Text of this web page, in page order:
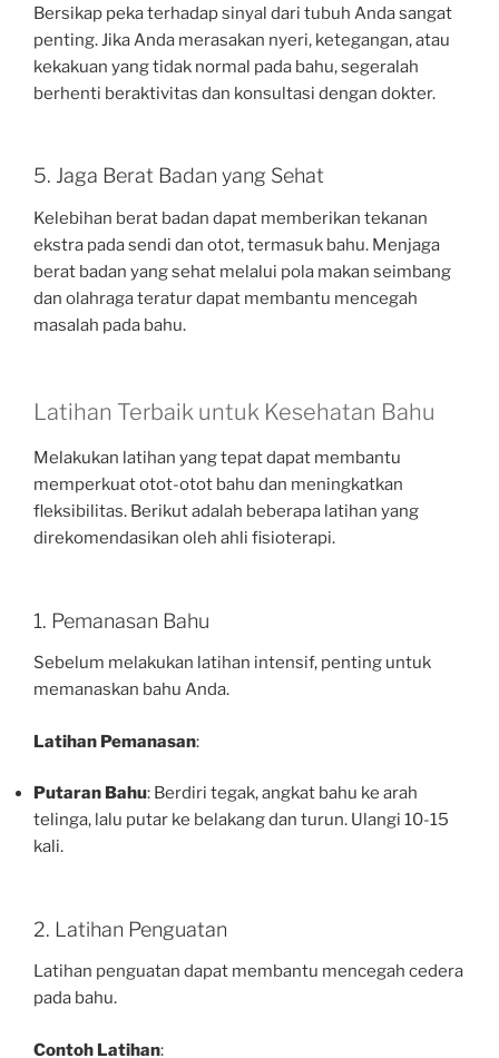
Bersikap peka terhadap sinyal dari tubuh Anda sangat
penting. Jika Anda merasakan nyeri, ketegangan, atau
kekakuan yang tidak normal pada bahu, segeralah
berhenti beraktivitas dan konsultasi dengan dokter.
5. Jaga Berat Badan yang Sehat
Kelebihan berat badan dapat memberikan tekanan
ekstra pada sendi dan otot, termasuk bahu. Menjaga
berat badan yang sehat melalui pola makan seimbang
dan olahraga teratur dapat membantu mencegah
masalah pada bahu.
Latihan Terbaik untuk Kesehatan Bahu
Melakukan latihan yang tepat dapat membantu
memperkuat otot-otot bahu dan meningkatkan
fleksibilitas. Berikut adalah beberapa latihan yang
direkomendasikan oleh ahli fisioterapi.
1. Pemanasan Bahu
Sebelum melakukan latihan intensif, penting untuk
memanaskan bahu Anda.
Latihan Pemanasan:
Putaran Bahu: Berdiri tegak, angkat bahu ke arah
telinga, lalu putar ke belakang dan turun. Ulangi 10-15
kali.
2. Latihan Penguatan
Latihan penguatan dapat membantu mencegah cedera
pada bahu.
Contoh Latihan: